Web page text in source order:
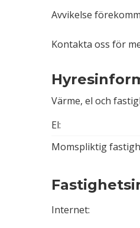
Avvikelse
Kontakta oss för
Värme, el och
El:
Momspliktig
Internet: